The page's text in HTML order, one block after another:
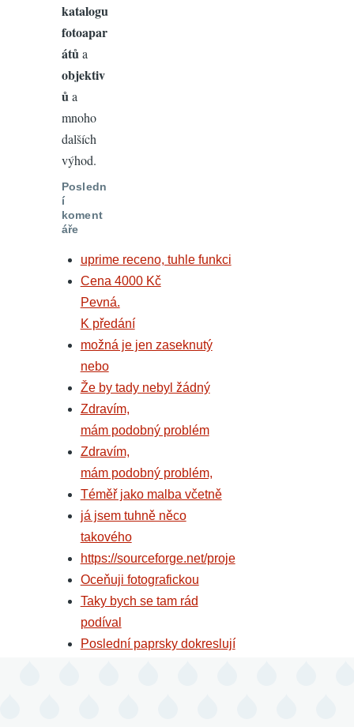
katalogu
fotoapar
átů a
objektiv
ů a
mnoho
dalších
výhod.
Posledn
í
koment
áře
uprime receno, tuhle funkci
Cena 4000 Kč
Pevná.
K předání
možná je jen zaseknutý
nebo
Že by tady nebyl žádný
Zdravím,
mám podobný problém
Zdravím,
mám podobný problém,
Téměř jako malba včetně
já jsem tuhně něco
takového
https://sourceforge.net/proje
Oceňuji fotografickou
Taky bych se tam rád
podíval
Poslední paprsky dokreslují